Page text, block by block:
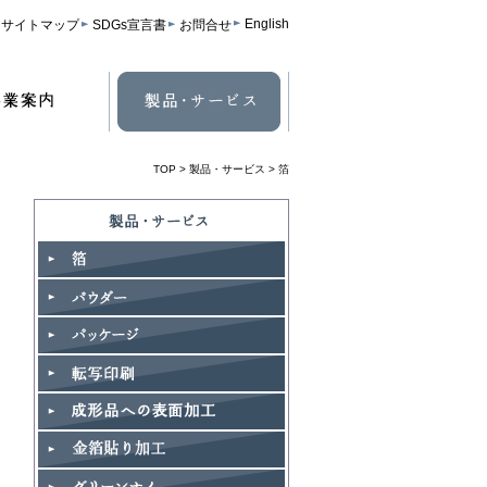
サイトマップ SDGs宣言書 お問合せ English
TOP > 製品・サービス > 箔